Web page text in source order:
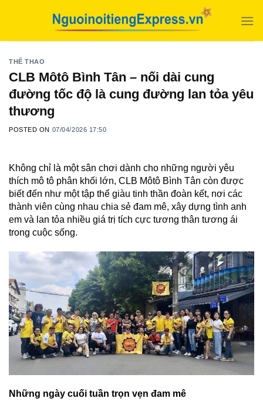
THỂ THAO
CLB Môtô Bình Tân – nối dài cung
đường tốc độ là cung đường lan tỏa yêu
thương
POSTED ON 07/04/2026 17:50
Không chỉ là một sân chơi dành cho những người yêu
thích mô tô phân khối lớn, CLB Môtô Bình Tân còn được
biết đến như một tập thể giàu tinh thần đoàn kết, nơi các
thành viên cùng nhau chia sẻ đam mê, xây dựng tình anh
em và lan tỏa nhiều giá trị tích cực tương thân tương ái
trong cuộc sống.
Những ngày cuối tuần trọn vẹn đam mê